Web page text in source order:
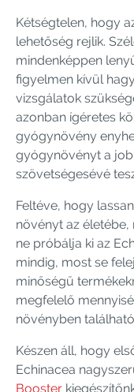
Kétségtelen, hogy
lehetőség rejlik.
mindenképpen
figyelmen kívül
vizsgálatok
azonban ígéretes
gyógynövény
gyógynövényt a
szövetségesévé
Feltéve, hogy
növényt az
ne próbálja ki az
mindig, most se
minőségű
megfelelő
növényben
Készen áll, hogy
Echinacea
Booster